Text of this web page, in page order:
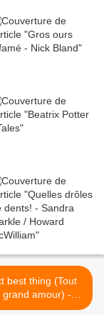
best thing (Tout
grand amour) -
Kristan Higgins >